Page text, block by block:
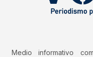
Medio informativo